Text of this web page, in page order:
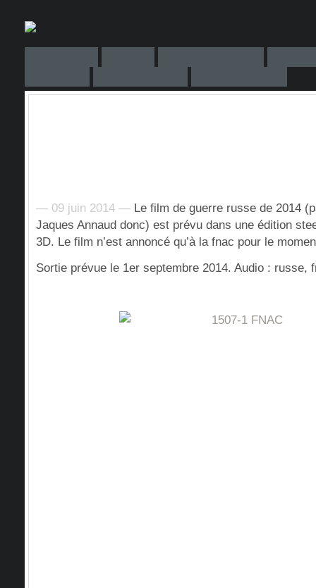
— 09 juin 2014 — Le film de guerre russe de 2014
Jaques Annaud donc) est prévu dans une édition
3D. Le film n’est annoncé qu’à la fnac pour le
Sortie prévue le 1er septembre 2014. Audio : russe,